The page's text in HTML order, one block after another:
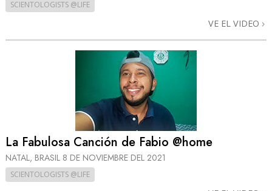
SCIENTOLOGISTS @LIFE
VE EL VIDEO
La Fabulosa Canción de Fabio @home
NATAL, BRASIL 8 DE NOVIEMBRE DEL 2021
SCIENTOLOGISTS @LIFE